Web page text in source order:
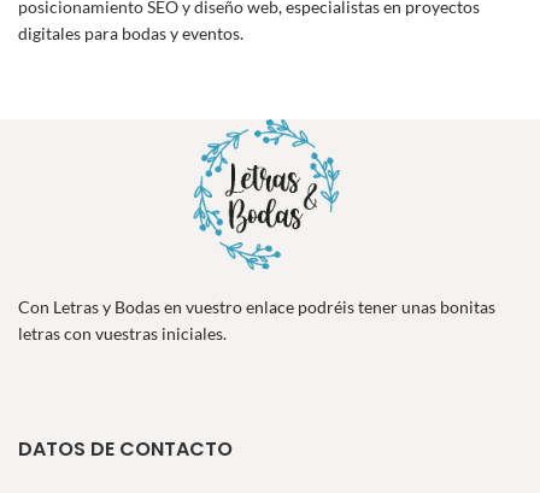
posicionamiento SEO y diseño web, especialistas en proyectos
digitales para bodas y eventos.
Con Letras y Bodas en vuestro enlace podréis tener unas bonitas
letras con vuestras iniciales.
DATOS DE CONTACTO